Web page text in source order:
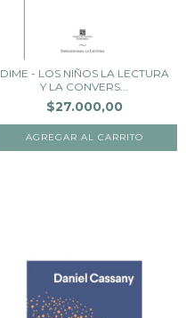
DIME - LOS NIÑOS LA LECTURA
Y LA CONVERS...
$27.000,00